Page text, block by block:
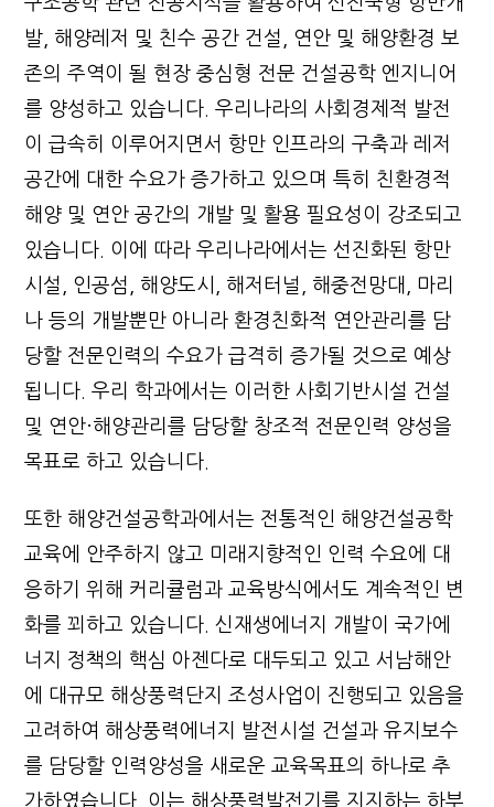
발, 해양레저 및 친수 공간 건설, 연안 및 해양환경 보
존의 주역이 될 현장 중심형 전문 건설공학 엔지니어
를 양성하고 있습니다. 우리나라의 사회경제적 발전
이 급속히 이루어지면서 항만 인프라의 구축과 레저
공간에 대한 수요가 증가하고 있으며 특히 친환경적
해양 및 연안 공간의 개발 및 활용 필요성이 강조되고
있습니다. 이에 따라 우리나라에서는 선진화된 항만
시설, 인공섬, 해양도시, 해저터널, 해중전망대, 마리
나 등의 개발뿐만 아니라 환경친화적 연안관리를 담
당할 전문인력의 수요가 급격히 증가될 것으로 예상
됩니다. 우리 학과에서는 이러한 사회기반시설 건설
및 연안·해양관리를 담당할 창조적 전문인력 양성을
목표로 하고 있습니다.
또한 해양건설공학과에서는 전통적인 해양건설공학
교육에 안주하지 않고 미래지향적인 인력 수요에 대
응하기 위해 커리큘럼과 교육방식에서도 계속적인 변
화를 꾀하고 있습니다. 신재생에너지 개발이 국가에
너지 정책의 핵심 아젠다로 대두되고 있고 서남해안
에 대규모 해상풍력단지 조성사업이 진행되고 있음을
고려하여 해상풍력에너지 발전시설 건설과 유지보수
를 담당할 인력양성을 새로운 교육목표의 하나로 추
가하였습니다. 이는 해상풍력발전기를 지지하는 하부